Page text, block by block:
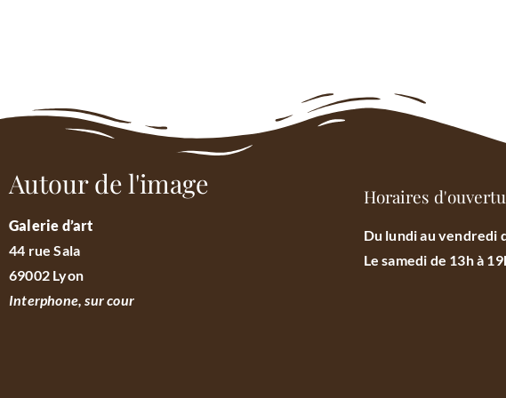
Autour de l'image
Galerie d’art
44 rue Sala
69002 Lyon
Interphone, sur cour
Horaires
Du lundi au vendredi
Le samedi de 13h à